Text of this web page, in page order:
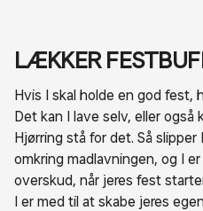
LÆKKER
Hvis I skal holde en god fest,
Det kan I lave selv, eller også
Hjørring stå for det. Så slipper
omkring madlavningen, og I
overskud, når jeres fest
I er med til at skabe jeres